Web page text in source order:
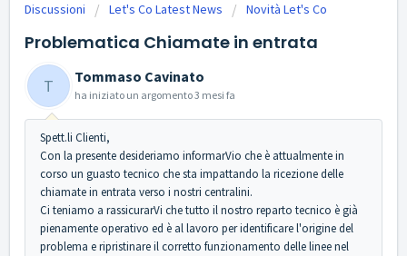
Discussioni Let's Co Latest News Novità Let's Co
Problematica Chiamate in entrata
T Tommaso Cavinato
ha iniziato un argomento3 mesi fa
Spett.li Clienti,
Con la presente desideriamo informarVio che è attualmente in
corso un guasto tecnico che sta impattando la ricezione delle
chiamate in entrata verso i nostri centralini.
Ci teniamo a rassicurarVi che tutto il nostro reparto tecnico è già
pienamente operativo ed è al lavoro per identificare l'origine del
problema e ripristinare il corretto funzionamento delle linee nel